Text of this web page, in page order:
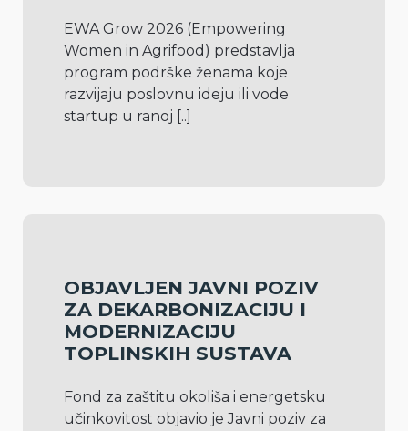
EWA Grow 2026 (Empowering
Women in Agrifood) predstavlja
program podrške ženama koje
razvijaju poslovnu ideju ili vode
startup u ranoj [..]
OBJAVLJEN JAVNI POZIV
ZA DEKARBONIZACIJU I
MODERNIZACIJU
TOPLINSKIH SUSTAVA
Fond za zaštitu okoliša i energetsku
učinkovitost objavio je Javni poziv za